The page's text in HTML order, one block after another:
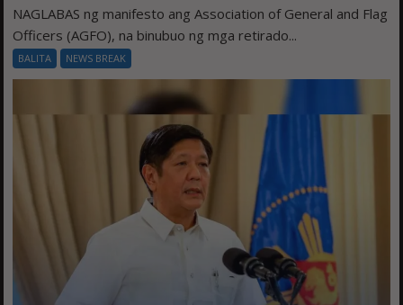
NAGLABAS ng manifesto ang Association of General and Flag
Officers (AGFO), na binubuo ng mga retirado...
BALITA NEWS BREAK